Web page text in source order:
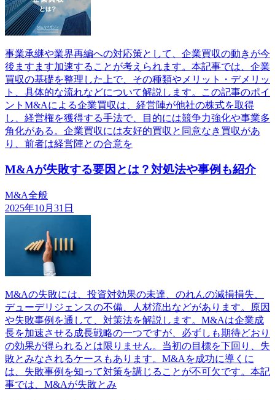
事業承継や業界再編への対応策として、企業買収の動きが今
後ますます加速することが考えられます。本記事では、企業
買収の基礎を整理した上で、その種類やメリット・デメリッ
ト、具体的な流れなどについて解説します。この記事のポイ
ントM&Aによる企業買収は、経営陣が他社の株式を取得
し、経営権を獲得する手法で、目的には競争力強化や事業多
角化がある。企業買収には友好的買収と同意なき買収があ
り、前者は経営陣との合意を
M&Aが失敗する要因とは？対処法や事例も紹介
M&A全般
2025年10月31日
M&Aの失敗には、投資対効果の未達、のれんの減損損失、
デューデリジェンスの不備、人材流出などがあります。原因
や失敗事例を通して、対策法を解説します。M&Aは企業成
長を加速させる成長戦略の一つですが、必ずしも期待どおり
の効果が得られるとは限りません。当初の目標を下回り、失
敗とみなされるケースもあります。M&Aを成功に導くに
は、失敗事例を知って対策を講じることが不可欠です。本記
事では、M&Aが失敗とみ